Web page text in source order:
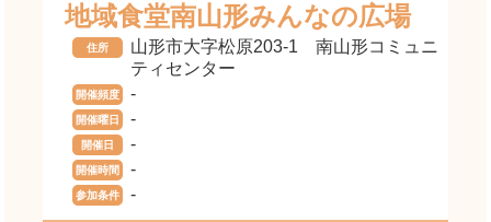
地域食堂南山形みんなの広場
住所
山形市大字松原203-1 南山形コミュニ
ティセンター
開催頻度 -
開催曜日 -
開催日 -
開催時間 -
参加条件 -